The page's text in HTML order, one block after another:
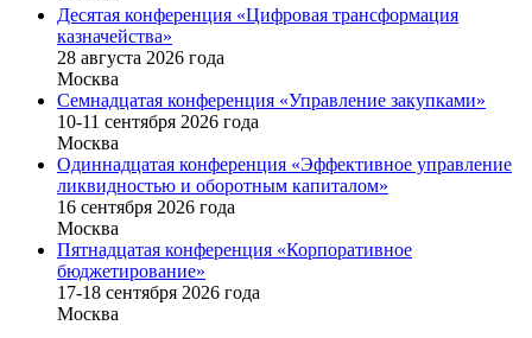
Десятая конференция «Цифровая трансформация
казначейства»
28 августа 2026 года
Москва
Семнадцатая конференция «Управление закупками»
10-11 сентября 2026 года
Москва
Одиннадцатая конференция «Эффективное управление
ликвидностью и оборотным капиталом»
16 cентября 2026 года
Москва
Пятнадцатая конференция «Корпоративное
бюджетирование»
17-18 сентября 2026 года
Москва